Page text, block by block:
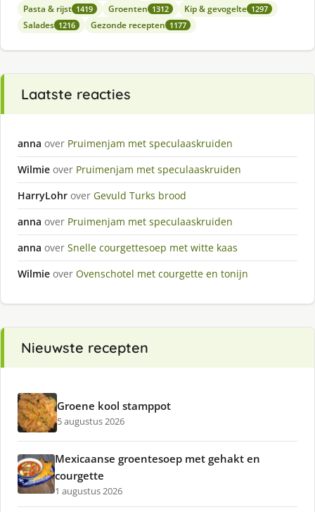
Pasta & rijst 1419 Groenten 1312 Kip & gevogelte 1297
Salades 1216 Gezonde recepten 1177
Laatste reacties
anna over Pruimenjam met speculaaskruiden
Wilmie over Pruimenjam met speculaaskruiden
HarryLohr over Gevuld Turks brood
anna over Pruimenjam met speculaaskruiden
anna over Snelle courgettesoep met witte kaas
Wilmie over Ovenschotel met courgette en tonijn
Nieuwste recepten
Groene kool stamppot
5 augustus 2026
Mexicaanse groentesoep met gehakt en
courgette
1 augustus 2026